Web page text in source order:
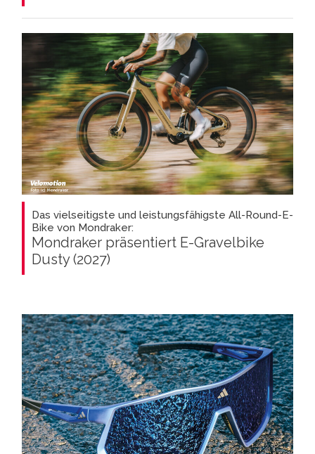
Das vielseitigste und leistungsfähigste All-Round-E-
Bike von Mondraker:
Mondraker präsentiert E-Gravelbike
Dusty (2027)